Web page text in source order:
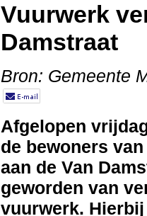
Vuurwerk
Damstraat
Bron: Gemeente
Afgelopen
de bewoners
aan de Van
geworden van
vuurwerk.